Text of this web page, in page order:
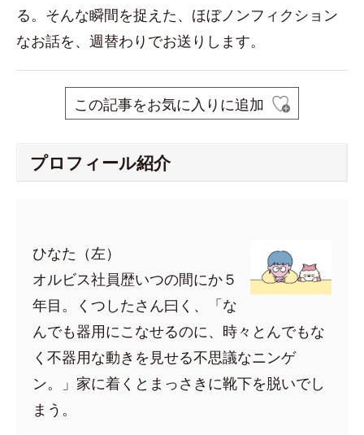
る。そんな瞬間を捉えた、ほぼノンフィクション
なお話を、週替わりでお送りします。
この記事をお気に入りに追加
プロフィール紹介
ひなた（左）
オルビス社員歴いつの間にか５
年目。くつしたさん曰く、「な
んでも器用にこなせるのに、時々とんでもな
く不器用な動きを見せる不思議なニンゲ
ン。」家に着くとまっさきに靴下を脱いでし
まう。